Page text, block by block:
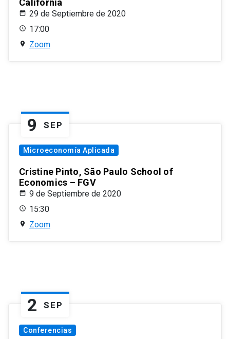
California
29 de Septiembre de 2020
17:00
Zoom
9 SEP
Microeconomía Aplicada
Cristine Pinto, São Paulo School of
Economics – FGV
9 de Septiembre de 2020
15:30
Zoom
2 SEP
Conferencias